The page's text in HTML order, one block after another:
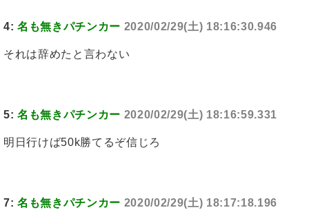
4: 名も無きパチンカー 2020/02/29(土) 18:16:30.946
それは辞めたと言わない
5: 名も無きパチンカー 2020/02/29(土) 18:16:59.331
明日行けば50k勝てるぞ信じろ
7: 名も無きパチンカー 2020/02/29(土) 18:17:18.196